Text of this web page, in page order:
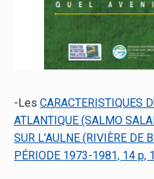
-Les CARACTERISTIQUES
ATLANTIQUE (SALMO
SUR L’AULNE (RIVIÈRE DE
PÉRIODE 1973-1981, 14 p,